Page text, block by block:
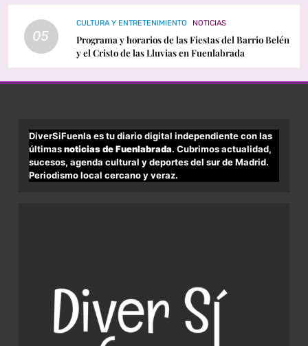
05
CULTURA Y ENTRETENIMIENTO NOTICIAS
Programa y horarios de las Fiestas del Barrio Belén
y el Cristo de las Lluvias en Fuenlabrada
DiverSiFuenla es tu diario digital independiente con las
últimasnoticias de Fuenlabrada. Cubrimos actualidad,
sucesos, agenda cultural y deportes del sur de Madrid.
Periodismo local cercano y veraz.